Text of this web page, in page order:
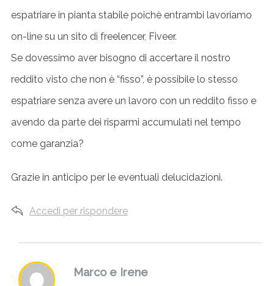
espatriare in pianta stabile poichè entrambi lavoriamo
on-line su un sito di freelencer, Fiveer.
Se dovessimo aver bisogno di accertare il nostro
reddito visto che non è “fisso”, è possibile lo stesso
espatriare senza avere un lavoro con un reddito fisso e
avendo da parte dei risparmi accumulati nel tempo
come garanzia?
Grazie in anticipo per le eventuali delucidazioni.
Accedi per rispondere
s
Marco e Irene